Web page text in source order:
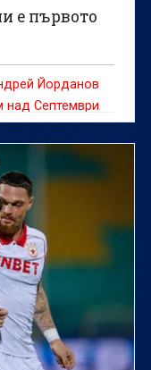
е първото
Йорданов
над Септември